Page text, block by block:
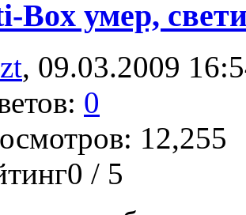
Box умер,
, 09.03.2009
0
12,255
/ 5